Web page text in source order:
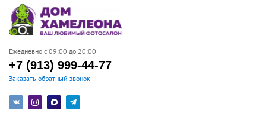
Ежедневно с 09:00 до 20:00
+7 (913) 999-44-77
Заказать обратный звонок